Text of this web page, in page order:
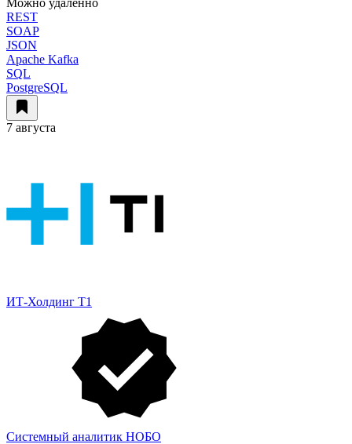
REST
SOAP
JSON
Apache Kafka
SQL
PostgreSQL
7 августа
ИТ-Холдинг Т1
Системный аналитик НОБО